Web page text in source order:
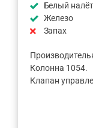
Белый налёт
Железо
Запах
Колонна 1054.
Клапан